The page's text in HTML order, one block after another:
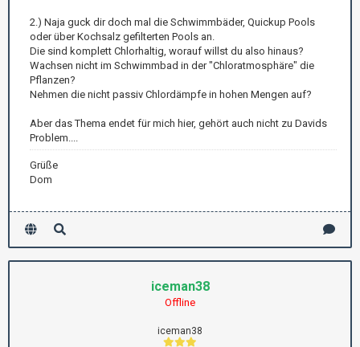
2.) Naja guck dir doch mal die Schwimmbäder, Quickup Pools
oder über Kochsalz gefilterten Pools an.
Die sind komplett Chlorhaltig, worauf willst du also hinaus?
Wachsen nicht im Schwimmbad in der "Chloratmosphäre" die
Pflanzen?
Nehmen die nicht passiv Chlordämpfe in hohen Mengen auf?
Aber das Thema endet für mich hier, gehört auch nicht zu Davids
Problem....
Grüße
Dom
iceman38
Offline
iceman38